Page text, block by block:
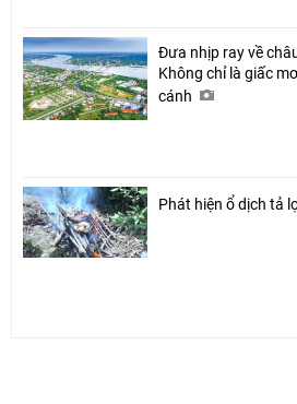
Đưa nhịp ray về
Không chỉ là giấc
cánh
Phát hiện ổ dịch tả